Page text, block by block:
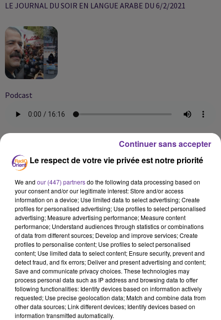
LE JOURNAL DU SOIR EN LANGUE ARABE DU 6/2/2021
Podcast
LA PLAYLIST
Le respect de votre vie privée est notre priorité
We and our (447) partnersdo the following data processing based on
your consent and/or our legitimate interest: Store and/or access
information on a device; Use limited data to select advertising; Create
profiles for personalised advertising; Use profiles to select personalised
advertising; Measure advertising performance; Measure content
performance; Understand audiences through statistics or combinations
of data from different sources; Develop and improve services; Create
profiles to personalise content; Use profiles to select personalised
content; Use limited data to select content; Ensure security, prevent and
detect fraud, and fix errors; Deliver and present advertising and content;
Save and communicate privacy choices. These technologies may
process personal data such as IP address and browsing data to offer
following functionalities: Identify devices based on information actively
requested; Use precise geolocation data; Match and combine data from
other data sources; Link different devices; Identify devices based on
information transmitted automatically.
Continuer sans accepter